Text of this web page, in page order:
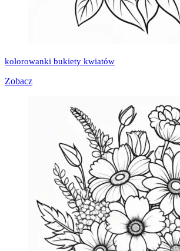
kolorowanki bukiety kwiatów
Zobacz